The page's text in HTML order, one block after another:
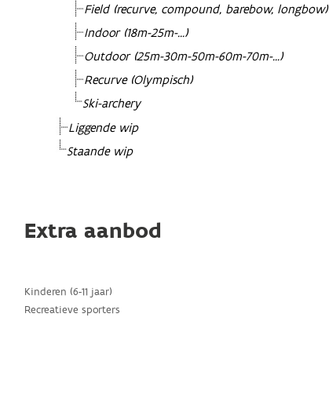
Field (recurve, compound, barebow, longbow)
Indoor (18m-25m-...)
Outdoor (25m-30m-50m-60m-70m-...)
Recurve (Olympisch)
Ski-archery
Liggende wip
Staande wip
Extra aanbod
Kinderen (6-11 jaar)
Recreatieve sporters